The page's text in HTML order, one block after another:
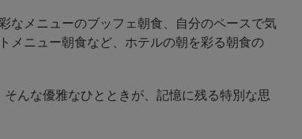
メニューのブッフェ朝食、自分のペースで気
メニュー朝食など、ホテルの朝を彩る朝食の
んな優雅なひとときが、記憶に残る特別な思